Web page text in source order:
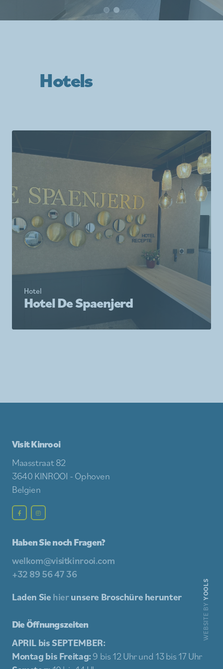
Hotels
Hotel
Hotel De Spaenjerd
Visit Kinrooi
Maasstraat 82
3640 KINROOI - Ophoven
Belgien
Haben Sie noch Fragen?
welkom@visitkinrooi.com
+32 89 56 47 36
Laden Sie hierunsere Broschüre herunter
Die Öffnungszeiten
APRIL bis SEPTEMBER:
Montag bis Freitag: 9 bis 12 Uhr und 13 bis 17 Uhr
WEBSITE BY
YOOLS